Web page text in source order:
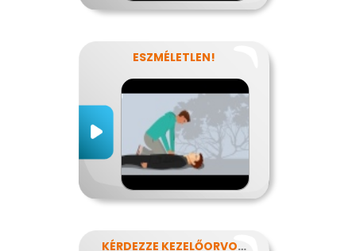
ESZMÉLETLEN!
KÉRDEZZE KEZELŐORVOSÁT?